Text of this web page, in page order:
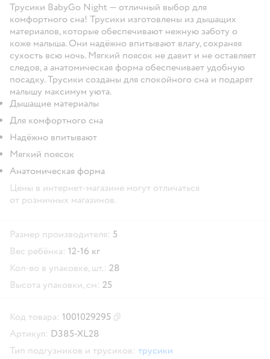
Трусики BabyGo Night — отличный выбор для
комфортного сна! Трусики изготовлены из дышащих
материалов, которые обеспечивают нежную заботу о
коже малыша. Они надёжно впитывают влагу, сохраняя
сухость всю ночь. Мягкий поясок не давит и не оставляет
следов, а анатомическая форма обеспечивает удобную
посадку. Трусики созданы для спокойного сна и подарят
малышу максимум уюта.
Дышащие материалы
Для комфортного сна
Надёжно впитывают
Мягкий поясок
Анатомическая форма
Цены в интернет-магазине могут отличаться
от розничных магазинов.
Размер производителя: 5
Вес ребёнка: 12-16 кг
Кол-во в упаковке, шт.: 28
Высота упаковки, см: 25
Код товара: 1001029295
Артикул: D385-XL28
Тип подгузников и трусиков: трусики